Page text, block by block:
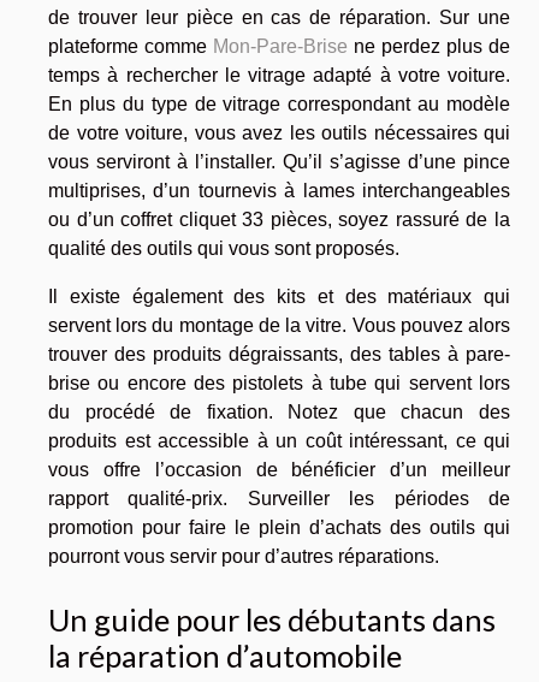
de trouver leur pièce en cas de réparation. Sur une
plateforme comme Mon-Pare-Brise ne perdez plus de
temps à rechercher le vitrage adapté à votre voiture.
En plus du type de vitrage correspondant au modèle
de votre voiture, vous avez les outils nécessaires qui
vous serviront à l’installer. Qu’il s’agisse d’une pince
multiprises, d’un tournevis à lames interchangeables
ou d’un coffret cliquet 33 pièces, soyez rassuré de la
qualité des outils qui vous sont proposés.
Il existe également des kits et des matériaux qui
servent lors du montage de la vitre. Vous pouvez alors
trouver des produits dégraissants, des tables à pare-
brise ou encore des pistolets à tube qui servent lors
du procédé de fixation. Notez que chacun des
produits est accessible à un coût intéressant, ce qui
vous offre l’occasion de bénéficier d’un meilleur
rapport qualité-prix. Surveiller les périodes de
promotion pour faire le plein d’achats des outils qui
pourront vous servir pour d’autres réparations.
Un guide pour les débutants dans
la réparation d’automobile